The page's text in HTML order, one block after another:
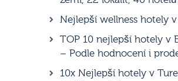
Nejlepší wellness hotely v
TOP 10 nejlepší hotely v
– Podle hodnocení i
10x Nejlepší hotely v